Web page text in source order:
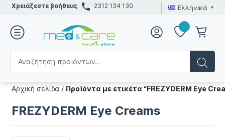
Χρειάζεστε βοήθεια; 2312 134 130 Ελληνικά
Αρχική σελίδα / Προϊόντα με ετικέτα “FREZYDERM Eye
FREZYDERM Eye Creams